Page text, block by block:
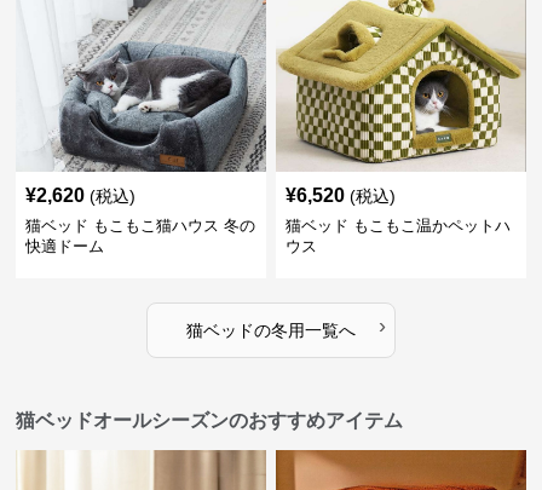
¥2,620 (税込)
猫ベッド もこもこ猫ハウス 冬の
快適ドーム
¥6,520 (税込)
猫ベッド もこもこ温かペットハ
ウス
猫ベッドの冬用一覧へ ›
猫ベッドオールシーズンのおすすめアイテム